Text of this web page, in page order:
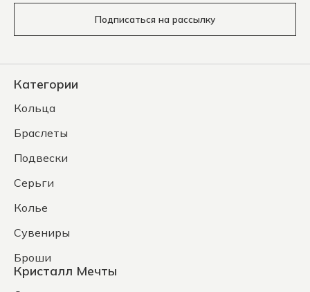
Подписаться на рассылку
Категории
Кольца
Браслеты
Подвески
Серьги
Колье
Сувениры
Броши
Кристалл Мечты